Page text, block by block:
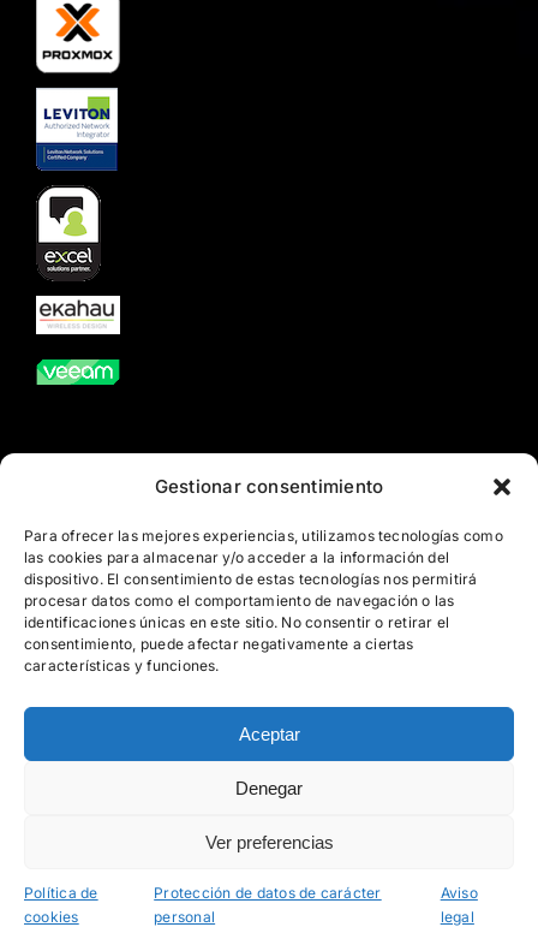
Gestionar consentimiento
Para ofrecer las mejores experiencias, utilizamos tecnologías como
las cookies para almacenar y/o acceder a la información del
dispositivo. El consentimiento de estas tecnologías nos permitirá
procesar datos como el comportamiento de navegación o las
identificaciones únicas en este sitio. No consentir o retirar el
consentimiento, puede afectar negativamente a ciertas
características y funciones.
Aceptar
Denegar
Ver preferencias
Política de
cookies
Protección de datos de carácter
personal
Aviso
legal
Aviso legal•Protección de datos de caracter personal
Política de seguridad